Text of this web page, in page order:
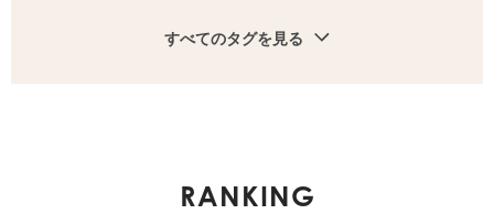
すべてのタグを見る
RANKING